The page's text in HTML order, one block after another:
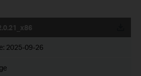
2025-09-26